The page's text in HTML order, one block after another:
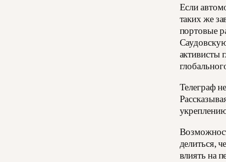
Если
таких же
портовые
активисты
Телеграф
делиться,
влиять на